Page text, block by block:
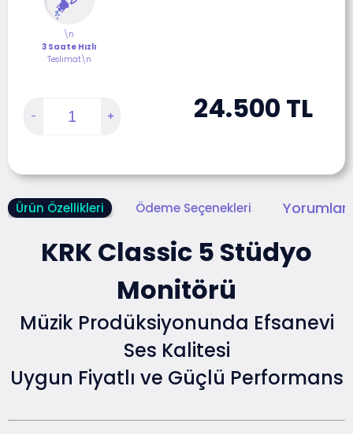
\n
3 Saate Hızlı
Teslimat\n
24.500 TL
Ürün Özellikleri Ödeme Seçenekleri
KRK Classic 5 Stüdyo
Monitörü
Müzik Prodüksiyonunda Efsanevi
Ses Kalitesi
Uygun Fiyatlı ve Güçlü Performans